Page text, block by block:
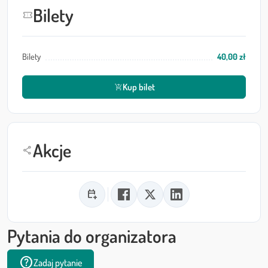
confirmation_numberBilety
Bilety 40,00 zł
shopping_cart_checkoutKup bilet
shareAkcje
calendar_add_on
Pytania do organizatora
helpZadaj pytanie